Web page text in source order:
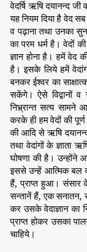
वेदर्षि ऋषि दयानन्द जी
यह नियम दिया है वेद
व पढ़ाना तथा उनका
का परम धर्म है। वेदों
ज्ञान होना है। हमें वेद
है। इसके लिये हमें वेदांगों
बनकर ईश्वर का
सकेंगे। ऐसे विद्वानों
निभ्र्रान्त सत्य सामने
करके ही हम वेदों की
की आदि से ऋषि
तथा वेदांगों के ज्ञाता
घोषणा की है। उन्होंने
इससे उन्हें आत्मिक बल
हैं, प्राप्त हुआ। संसार
सन्तानें हैं, एक सनातन,
कर उसके वेदाज्ञान का
प्राप्त होकर उसका
चाहिये।